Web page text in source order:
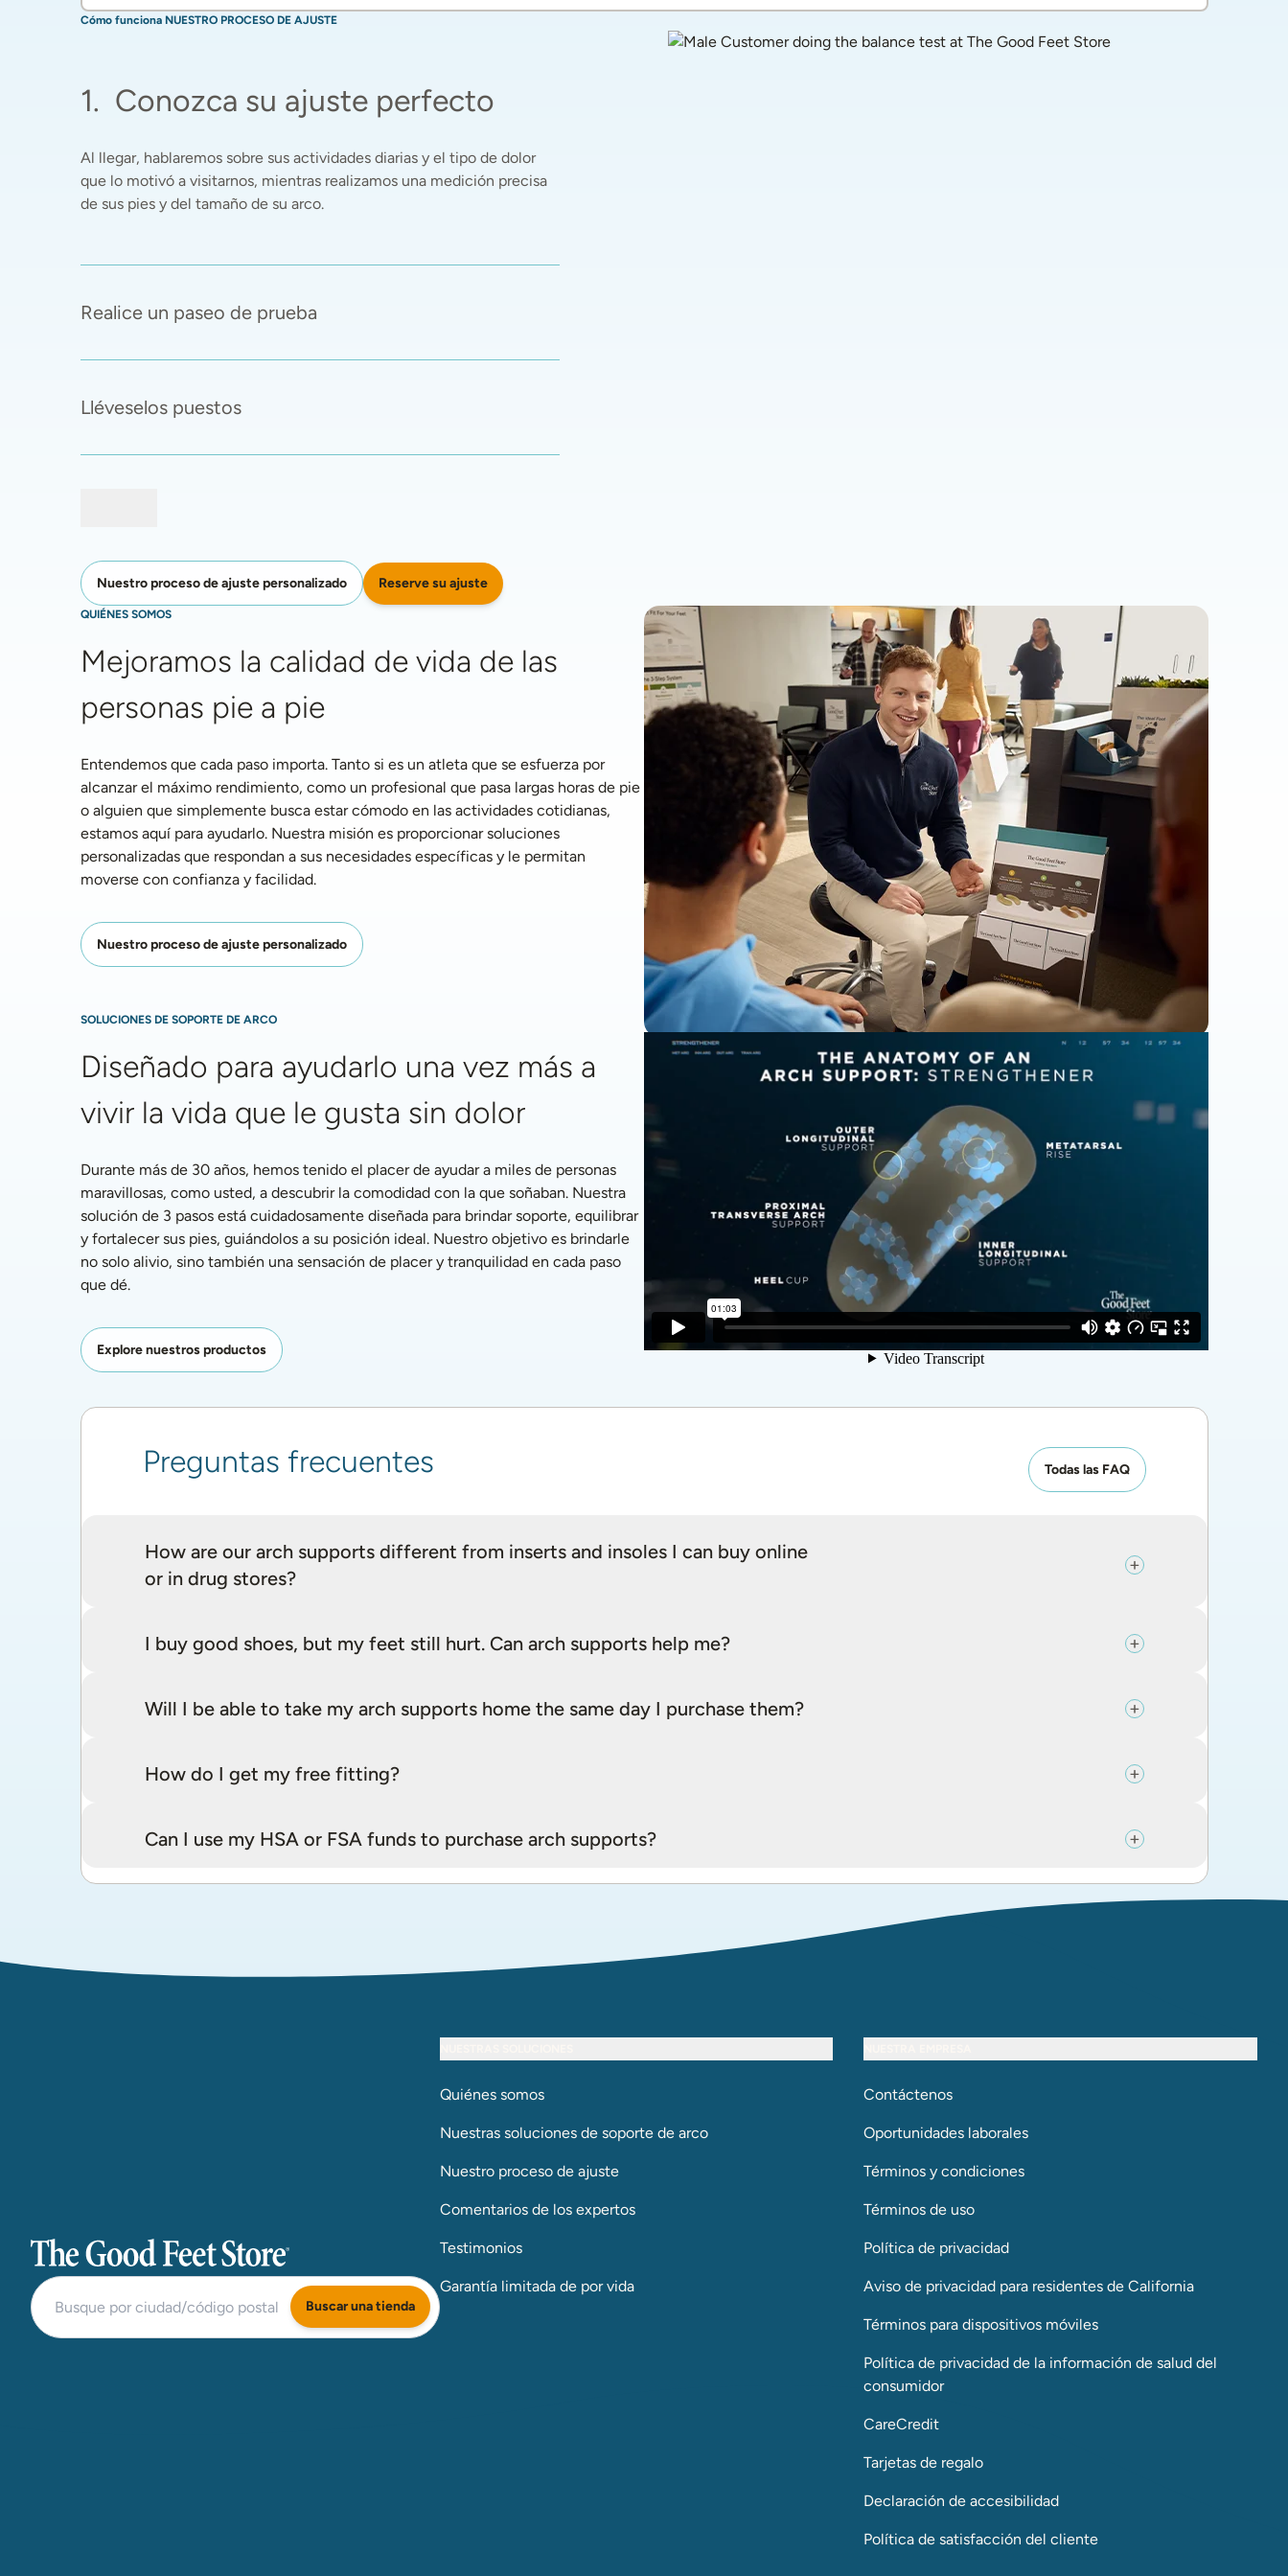
Cómo funciona NUESTRO PROCESO DE AJUSTE
1. Conozca su ajuste perfecto
Al llegar, hablaremos sobre sus actividades diarias y el tipo de dolor
que lo motivó a visitarnos, mientras realizamos una medición precisa
de sus pies y del tamaño de su arco.
Realice un paseo de prueba
Lléveselos puestos
Nuestro proceso de ajuste personalizado Reserve su ajuste
QUIÉNES SOMOS
Mejoramos la calidad de vida de las
personas pie a pie
Entendemos que cada paso importa. Tanto si es un atleta que se esfuerza por
alcanzar el máximo rendimiento, como un profesional que pasa largas horas de pie
o alguien que simplemente busca estar cómodo en las actividades cotidianas,
estamos aquí para ayudarlo. Nuestra misión es proporcionar soluciones
personalizadas que respondan a sus necesidades específicas y le permitan
moverse con confianza y facilidad.
Nuestro proceso de ajuste personalizado
SOLUCIONES DE SOPORTE DE ARCO
Diseñado para ayudarlo una vez más a
vivir la vida que le gusta sin dolor
Durante más de 30 años, hemos tenido el placer de ayudar a miles de personas
maravillosas, como usted, a descubrir la comodidad con la que soñaban. Nuestra
solución de 3 pasos está cuidadosamente diseñada para brindar soporte, equilibrar
y fortalecer sus pies, guiándolos a su posición ideal. Nuestro objetivo es brindarle
no solo alivio, sino también una sensación de placer y tranquilidad en cada paso
que dé.
Explore nuestros productos
Preguntas frecuentes Todas las FAQ
How are our arch supports different from inserts and insoles I can buy online
or in drug stores?
I buy good shoes, but my feet still hurt. Can arch supports help me?
Will I be able to take my arch supports home the same day I purchase them?
How do I get my free fitting?
Can I use my HSA or FSA funds to purchase arch supports?
The Good Feet Store
Buscar una tienda
Quiénes somos
Nuestras soluciones de soporte de arco​​​​​​​
Nuestro proceso de ajuste
Comentarios de los expertos
Testimonios
Garantía limitada de por vida
Contáctenos
Oportunidades laborales
Términos y condiciones
Términos de uso
Política de privacidad
Aviso de privacidad para residentes de California
Términos para dispositivos móviles
Política de privacidad de la información de salud del
consumidor
CareCredit
Tarjetas de regalo
Declaración de accesibilidad
Política de satisfacción del cliente